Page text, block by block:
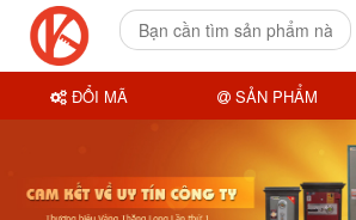
ĐỔI MÃ SẢN PHẨM